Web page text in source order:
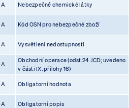
A Nebezpečné chemické látky
A Kód OSN pro nebezpečné zboží
A Vysvětlení nedostupnosti
A
Obchodní operace (odst.24 JCD; uvedeno
v části IX. přílohy 16)
A Obligatorní hodnota
A Obligatorní popis